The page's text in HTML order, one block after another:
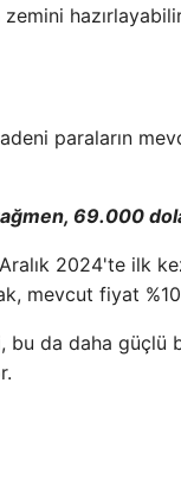
paraların
69.000
2024'te ilk
mevcut fiyat
da daha güçlü